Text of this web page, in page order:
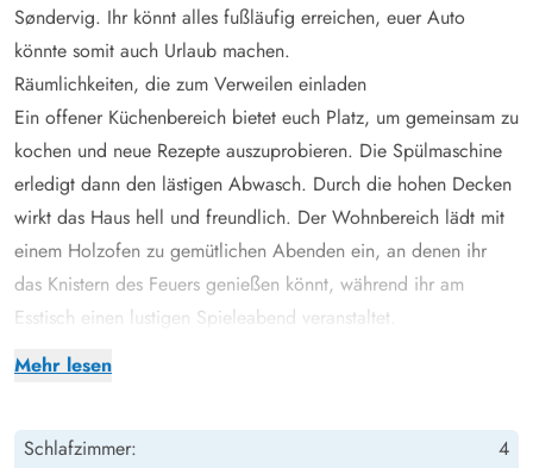
Mehr lesen
Søndervig. Ihr könnt alles fußläufig erreichen, euer Auto
könnte somit auch Urlaub machen.
Räumlichkeiten, die zum Verweilen einladen
Ein offener Küchenbereich bietet euch Platz, um gemeinsam zu
kochen und neue Rezepte auszuprobieren. Die Spülmaschine
erledigt dann den lästigen Abwasch. Durch die hohen Decken
wirkt das Haus hell und freundlich. Der Wohnbereich lädt mit
einem Holzofen zu gemütlichen Abenden ein, an denen ihr
das Knistern des Feuers genießen könnt, während ihr am
Esstisch einen lustigen Spieleabend veranstaltet.
Im Inneren des Hauses erwarten euch vier Schlafzimmer. In
Somit kann das Ferienhaus bequem bis zu 8 Personen
Schlafzimmer:
4